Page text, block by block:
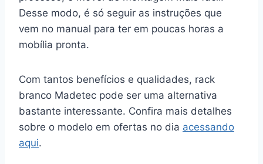
Desse modo, é só seguir as instruções que
vem no manual para ter em poucas horas a
mobília pronta.
Com tantos benefícios e qualidades, rack
branco Madetec pode ser uma alternativa
bastante interessante. Confira mais detalhes
sobre o modelo em ofertas no dia acessando
aqui.